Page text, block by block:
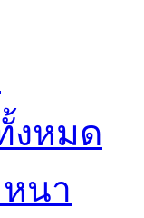
งหมด
นา